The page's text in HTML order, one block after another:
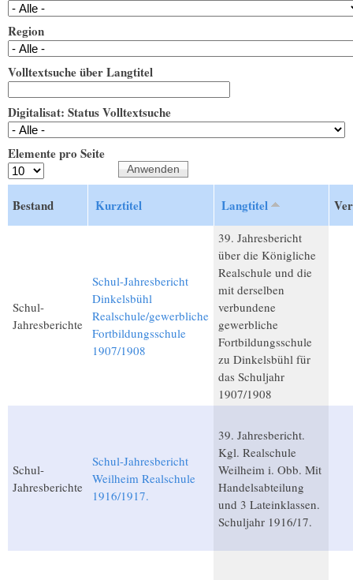
Region
Volltextsuche über Langtitel
Digitalisat: Status Volltextsuche
Elemente pro Seite
Bestand Kurztitel Langtitel
Schul-
Jahresberichte
Schul-Jahresbericht
Dinkelsbühl
Realschule/gewerbliche
Fortbildungsschule
1907/1908
39. Jahresbericht
über die Königliche
Realschule und die
mit derselben
verbundene
gewerbliche
Fortbildungsschule
zu Dinkelsbühl für
das Schuljahr
1907/1908
Schul-
Jahresberichte
Schul-Jahresbericht
Weilheim Realschule
1916/1917.
39. Jahresbericht.
Kgl. Realschule
Weilheim i. Obb. Mit
Handelsabteilung
und 3 Lateinklassen.
Schuljahr 1916/17.